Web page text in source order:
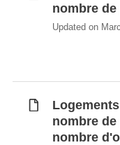
nombre
Updated on
nombre
nombre